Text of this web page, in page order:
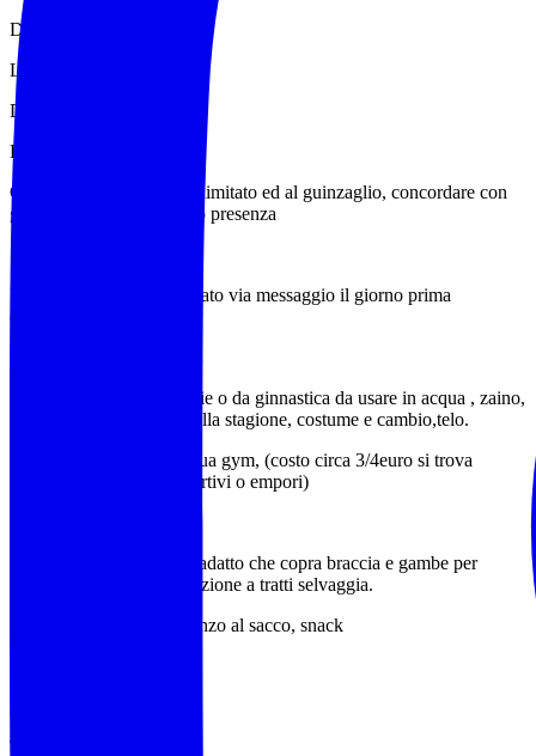
Difficoltà: E
Lunghezza: 9km circa
Dislivello: 50 m circa
Durata: 6:00 ore circa
Cani ammessi in numero limitato ed al guinzaglio, concordare con
gli accompagnatori la loro presenza
:45
Il punto esatto verrà indicato via messaggio il giorno prima
dell’escursione
Scarpe da trekking vecchie o da ginnastica da usare in acqua , zaino,
abbigliamento adeguato alla stagione, costume e cambio,telo.
tubo galleggiante per acqua gym, (costo circa 3/4euro si trova
facilmente nei negozi sportivi o empori)
Conviene abbigliamento adatto che copra braccia e gambe per
evitare graffi tra la vegetazione a tratti selvaggia.
Acqua (almeno 1,5l), pranzo al sacco, snack
Tel 349 3676784